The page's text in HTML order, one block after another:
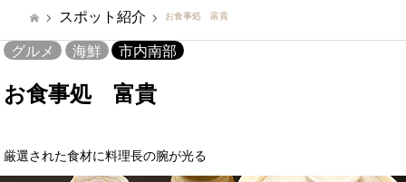
市内南部
スポット紹介 お食事処 富貴
グルメ 海鮮 市内南部
お食事処 富貴
厳選された食材に料理長の腕が光る